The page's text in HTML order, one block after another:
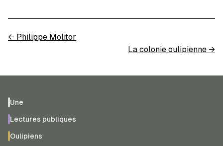
← Philippe Molitor
La colonie oulipienne →
Une
Lectures publiques
Oulipiens